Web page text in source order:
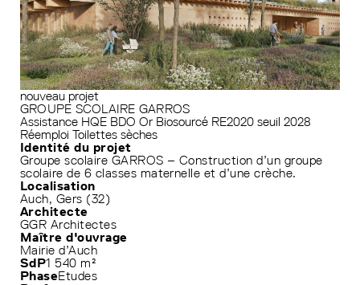
nouveau projet
GROUPE SCOLAIRE GARROS
Assistance HQE BDO Or Biosourcé RE2020 seuil 2028
Réemploi Toilettes sèches
Identité du projet
Groupe scolaire GARROS – Construction d’un groupe
scolaire de 6 classes maternelle et d’une crèche.
Localisation
Auch, Gers (32)
Architecte
GGR Architectes
Maître d'ouvrage
Mairie d’Auch
SdP1 540 m²
PhaseEtudes